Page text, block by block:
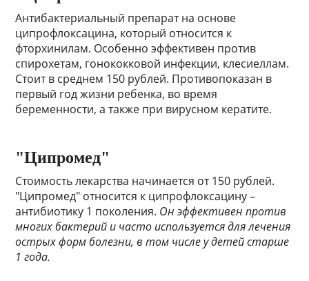
Антибактериальный препарат на основе
ципрофлоксацина, который относится к
фторхинилам. Особенно эффективен против
спирохетам, гонококковой инфекции, клесиеллам.
Стоит в среднем 150 рублей. Противопоказан в
первый год жизни ребенка, во время
беременности, а также при вирусном кератите.
"Ципромед"
Стоимость лекарства начинается от 150 рублей.
"Ципромед" относится к ципрофлоксацину –
антибиотику 1 поколения. Он эффективен против
многих бактерий и часто используется для лечения
острых форм болезни, в том числе у детей старше
1 года.